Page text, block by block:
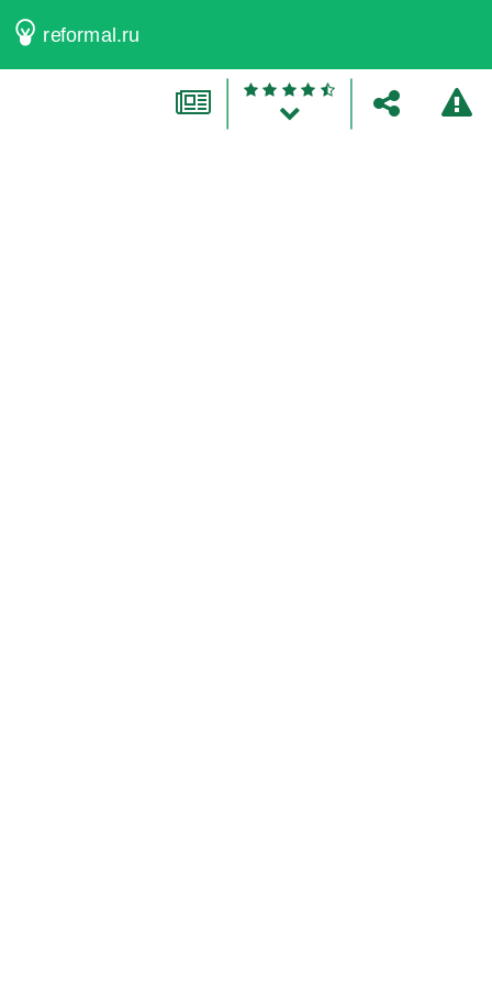
reformal.ru